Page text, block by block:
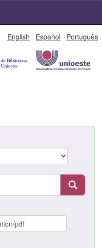
English Español Português